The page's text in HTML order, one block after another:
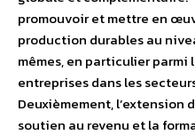
promouvoir et mettre en
production durables au
mêmes, en particulier
entreprises dans les
Deuxièmement, l’extension
soutien au revenu et la